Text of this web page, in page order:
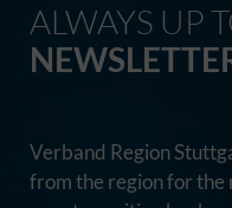
ALWAYS UP
Verband Region
from the region for the